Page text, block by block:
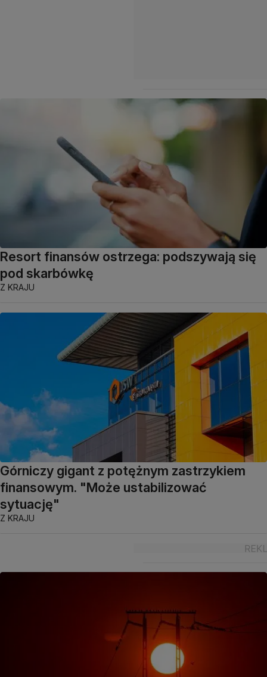
Resort finansów ostrzega: podszywają się
pod skarbówkę
Z KRAJU
Górniczy gigant z potężnym zastrzykiem
finansowym. "Może ustabilizować
sytuację"
Z KRAJU